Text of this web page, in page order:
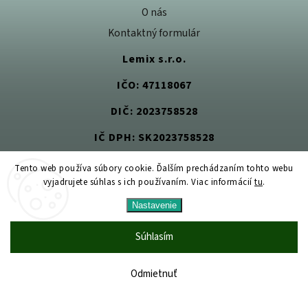
Tento web používa súbory cookie. Ďalším prechádzaním tohto webu
vyjadrujete súhlas s ich používaním. Viac informáciítu.
Nastavenie
Odmietnuť
Súhlasím
O nás
Kontaktný formulár
Lemix s.r.o.
IČO: 47118067
DIČ: 2023758528
IČ DPH: SK2023758528
Jedlom k zdraviu. Všetky práva vyhradené.
Upraviť nastavenie cookies
Shoptet | Design